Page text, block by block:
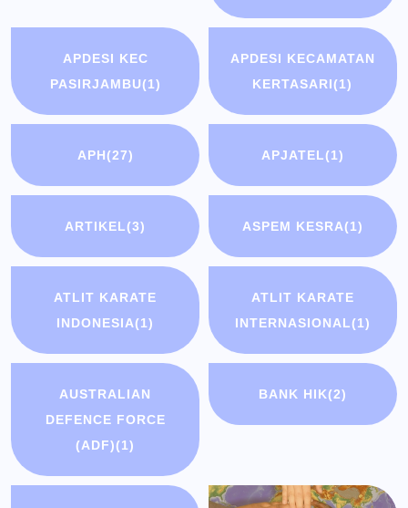
APDESI KEC
PASIRJAMBU(1)
APDESI KECAMATAN
KERTASARI(1)
APH(27) APJATEL(1)
ARTIKEL(3) ASPEM KESRA(1)
ATLIT KARATE
INDONESIA(1)
ATLIT KARATE
INTERNASIONAL(1)
AUSTRALIAN
DEFENCE FORCE
(ADF)(1)
BANK HIK(2)